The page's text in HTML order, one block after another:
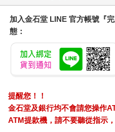
加入金石堂 LINE 官方帳號『
態：
提醒您！！
金石堂及銀行均不會請您操作
ATM提款機，請不要聽從指示